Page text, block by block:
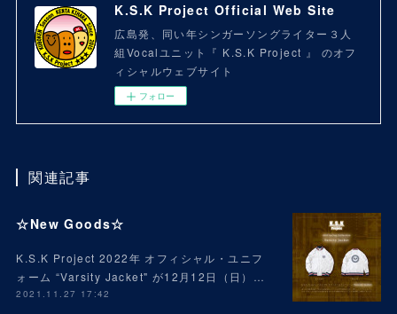
K.S.K Project Official Web Site
広島発、同い年シンガーソングライター３人
組Vocalユニット『 K.S.K Project 』 のオフ
ィシャルウェブサイト
フォロー
関連記事
☆New Goods☆
K.S.K Project 2022年 オフィシャル・ユニフ
ォーム “Varsity Jacket" が12月12日（日）…
2021.11.27 17:42